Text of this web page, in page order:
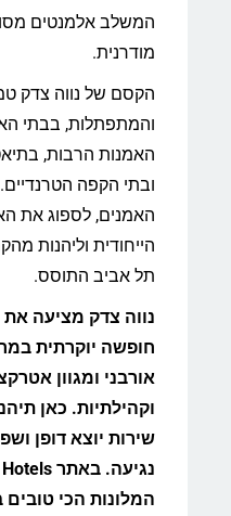
המשלב אלמנטים
מודרנית.
הקסם של נווה צדק
והמתפתלות, בבתי
האמנות הרבות,
ובתי הקפה
האמנים, לספוג את
הייחודית וליהנות
תל אביב התוסס.
נווה צדק מציעה את
חופשה יוקרתית
אורבני ומגוון
וקהילתיות. כאן
שירות יוצא דופן
המלונות הכי טובים